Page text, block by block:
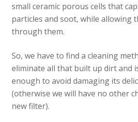
small ceramic porous cells that
particles and soot, while allowing
through them.
So, we have to find a cleaning
eliminate all that built up dirt and
enough to avoid damaging its
(otherwise we will have no other
new filter).